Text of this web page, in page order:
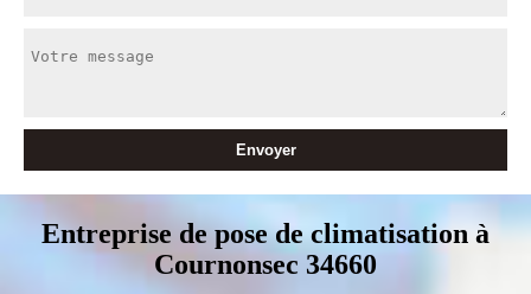
Entreprise de pose de climatisation à
Cournonsec 34660